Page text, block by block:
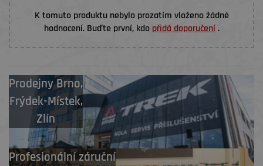
K tomuto produktu nebylo prozatím vloženo žádné
hodnocení. Buďte první, kdo přidá doporučení.
ProdejnyBrno,
Frýdek-Místek,
Zlín
Profesionální záruční